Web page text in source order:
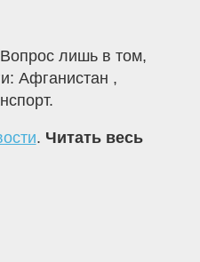
лишь в том,
Афганистан ,
. Читать весь